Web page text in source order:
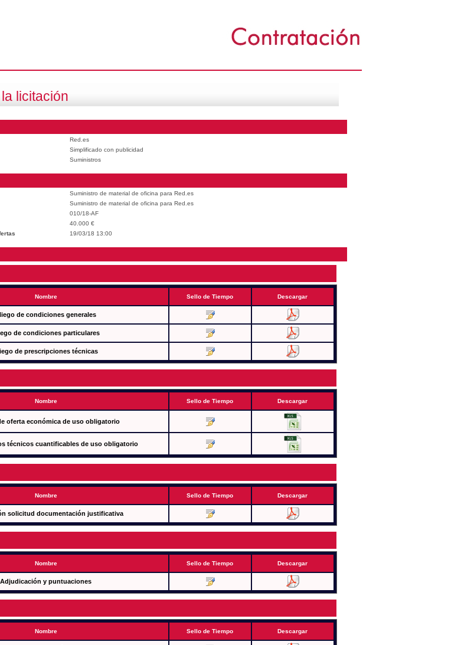
licitación
Red.es
Simplificado con publicidad
Suministros
Suministro de material de oficina para Red.es
Suministro de material de oficina para Red.es
010/18-AF
40.000 €
19/03/18 13:00
Nombre Sello de Tiempo Descargar
de condiciones generales
de condiciones particulares
de prescripciones técnicas
Nombre Sello de Tiempo Descargar
oferta económica de uso obligatorio
técnicos cuantificables de uso obligatorio
Nombre Sello de Tiempo Descargar
solicitud documentación justificativa
Nombre Sello de Tiempo Descargar
Adjudicación y puntuaciones
Nombre Sello de Tiempo Descargar